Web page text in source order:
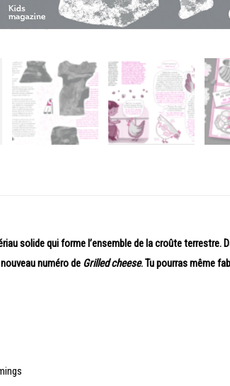
solide qui forme l’ensemble de la croûte
numéro de Grilled cheese. Tu pourras même